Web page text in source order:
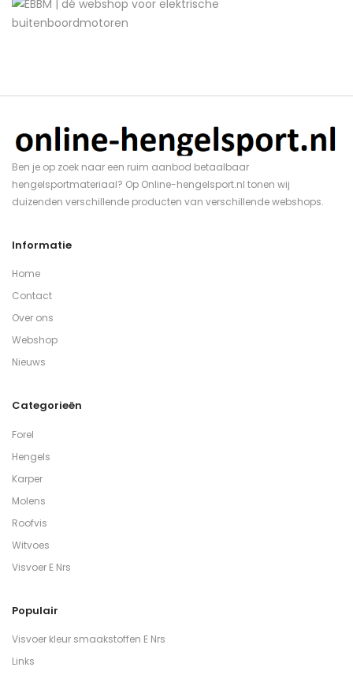
Ben je op zoek naar een ruim aanbod betaalbaar
hengelsportmateriaal? Op Online-hengelsport.nl tonen wij
duizenden verschillende producten van verschillende webshops.
Informatie
Home
Contact
Over ons
Webshop
Nieuws
Categorieën
Forel
Hengels
Karper
Molens
Roofvis
Witvoes
Visvoer E Nrs
Populair
Visvoer kleur smaakstoffen E Nrs
Links